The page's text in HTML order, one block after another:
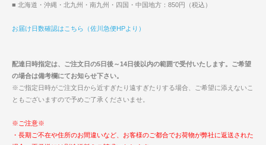
■ 北海道・沖縄・北九州・南九州・四国・中国地方：850円（税込）
お届け日数確認はこちら（佐川急便HPより）
配達日時指定は、ご注文日の5日後～14日後以内の範囲で受付いたします。ご希望
の場合は備考欄にてお知らせ下さい。
※ご指定日時がご注文日から近すぎたり遠すぎたりする場合、ご希望に添えないこ
ともございますので予めご了承くださいませ。
※ご注意※
・長期ご不在や住所のお間違いなど、お客様のご都合でお荷物が弊社に返送された